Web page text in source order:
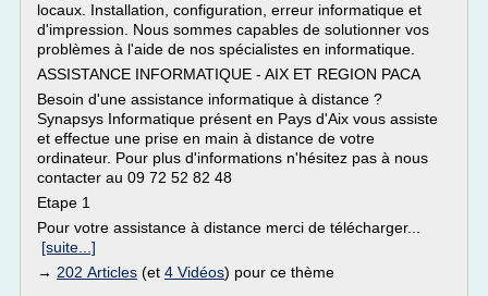
locaux. Installation, configuration, erreur informatique et
d'impression. Nous sommes capables de solutionner vos
problèmes à l'aide de nos spécialistes en informatique.
ASSISTANCE INFORMATIQUE - AIX ET REGION PACA
Besoin d'une assistance informatique à distance ?
Synapsys Informatique présent en Pays d'Aix vous assiste
et effectue une prise en main à distance de votre
ordinateur. Pour plus d'informations n'hésitez pas à nous
contacter au 09 72 52 82 48
Etape 1
Pour votre assistance à distance merci de télécharger...
[suite...]
→ 202 Articles (et 4 Vidéos) pour ce thème